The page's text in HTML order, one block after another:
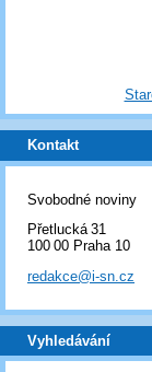
Kontakt
Svobodné noviny
Přetlucká 31
100 00 Praha 10
redakce@i-sn.cz
Vyhledávání